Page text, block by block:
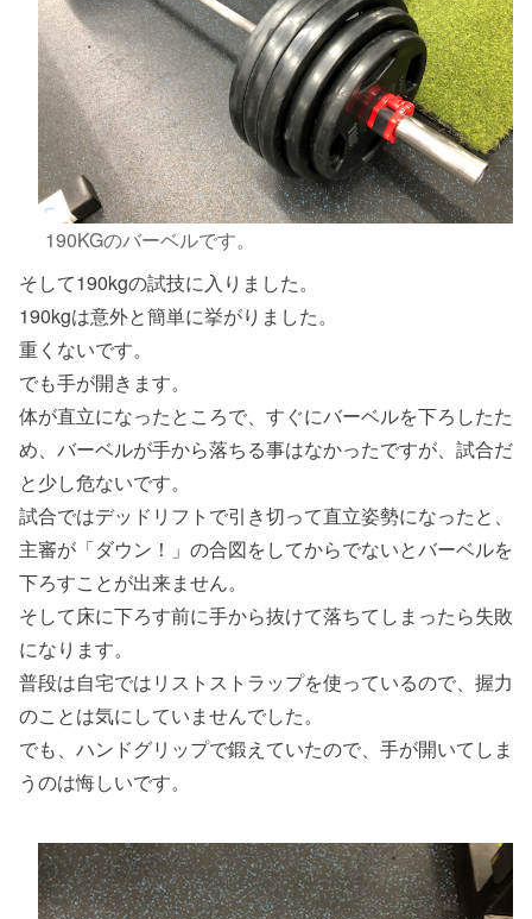
190KGのバーベルです。
そして190kgの試技に入りました。
190kgは意外と簡単に挙がりました。
重くないです。
でも手が開きます。
体が直立になったところで、すぐにバーベルを下ろしたた
め、バーベルが手から落ちる事はなかったですが、試合だ
と少し危ないです。
試合ではデッドリフトで引き切って直立姿勢になったと、
主審が「ダウン！」の合図をしてからでないとバーベルを
下ろすことが出来ません。
そして床に下ろす前に手から抜けて落ちてしまったら失敗
になります。
普段は自宅ではリストストラップを使っているので、握力
のことは気にしていませんでした。
でも、ハンドグリップで鍛えていたので、手が開いてしま
うのは悔しいです。